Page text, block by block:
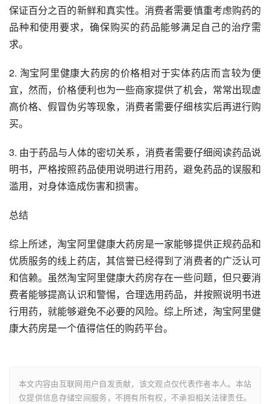
保证百分之百的新鲜和真实性。消费者需要慎重考虑购药的
品种和使用要求，确保购买的药品能够满足自己的治疗需
求。
2. 淘宝阿里健康大药房的价格相对于实体药店而言较为便
宜，然而，价格便利也为一些商家提供了机会，常常出现虚
高价格、假冒伪劣等现象，消费者需要仔细核实后再进行购
买。
3. 由于药品与人体的密切关系，消费者需要仔细阅读药品说
明书，严格按照药品使用说明进行用药，避免药品的误服和
滥用，对身体造成伤害和损害。
总结
综上所述，淘宝阿里健康大药房是一家能够提供正规药品和
优质服务的线上药店，其信誉已经得到了消费者的广泛认可
和信赖。虽然淘宝阿里健康大药房存在一些问题，但只要消
费者能够提高认识和警惕，合理选用药品，并按照说明书进
行用药，就能够避免不必要的风险。综上所述，淘宝阿里健
康大药房是一个值得信任的购药平台。
本文内容由互联网用户自发贡献，该文观点仅代表作者本人。本站
仅提供信息存储空间服务，不拥有所有权，不承担相关法律责任。